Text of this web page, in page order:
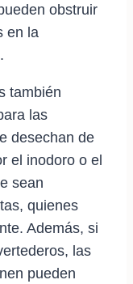
obstruir
en la
también
las
desechan de
el inodoro o el
sean
quienes
Además, si
las
pueden